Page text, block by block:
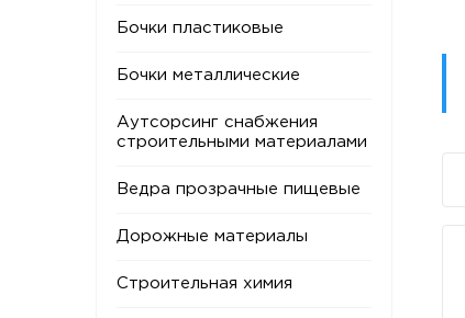
Бочки пластиковые
Бочки металлические
Аутсорсинг снабжения
строительными материалами
Ведра прозрачные пищевые
Дорожные материалы
Строительная химия